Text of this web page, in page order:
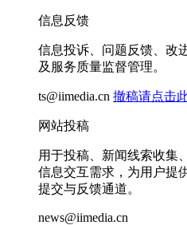
信息反馈
信息投诉、问题反馈、改
及服务质量监督管理。
ts@iimedia.cn 撤稿请点击
网站投稿
用于投稿、新闻线索收集
信息交互需求，为用户提
提交与反馈通道。
news@iimedia.cn